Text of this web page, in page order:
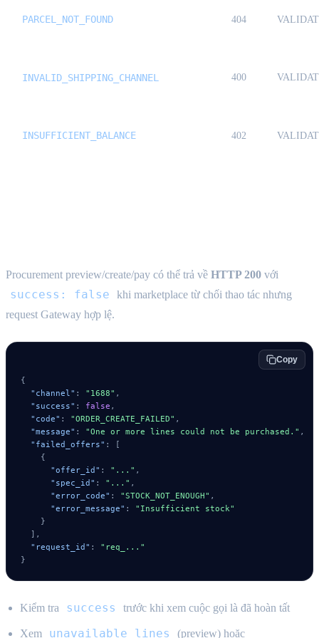
PARCEL_NOT_FOUND 404
INVALID_SHIPPING_CHANNEL 400
INSUFFICIENT_BALANCE 402
Procurement preview/create/pay có thể trả về HTTP 200 với
success: false
khi marketplace từ chối thao tác nhưng
request Gateway hợp lệ.
Copy
{
"channel" : "1688" ,
"success" : false ,
"code" : "ORDER_CREATE_FAILED" ,
"message" : "One or more lines could not be purchased." ,
"failed_offers" :
[
{
"offer_id" : "..." ,
"spec_id" : "..." ,
"error_code" : "STOCK_NOT_ENOUGH" ,
"error_message" :
"Insufficient stock"
}
] ,
"request_id" :
"req_..."
}
Kiểm tra success trước khi xem cuộc gọi là đã hoàn tất
Xem unavailable_lines (preview) hoặc